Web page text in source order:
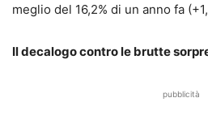
meglio del 16,2% di un anno fa
Il decalogo contro le brutte
pubblicità